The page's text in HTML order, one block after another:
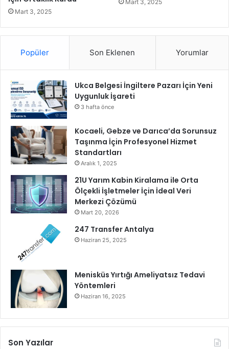
e
e
d
ü
z
e
n
d
Mart 3, 2025
Mart 3, 2025
Popüler Son Eklenen Yorumlar
Ukca Belgesi İngiltere Pazarı İçin Yeni
Uygunluk İşareti
3 hafta önce
Kocaeli, Gebze ve Darıca’da Sorunsuz
Taşınma İçin Profesyonel Hizmet
Standartları
Aralık 1, 2025
21U Yarım Kabin Kiralama ile Orta
Ölçekli İşletmeler İçin İdeal Veri
Merkezi Çözümü
Mart 20, 2026
247 Transfer Antalya
Haziran 25, 2025
Menisküs Yırtığı Ameliyatsız Tedavi
Yöntemleri
Haziran 16, 2025
Son Yazılar